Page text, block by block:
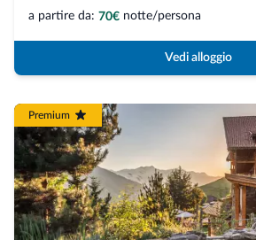
a partire da: 70€ notte/persona
Vedi alloggio
Premium